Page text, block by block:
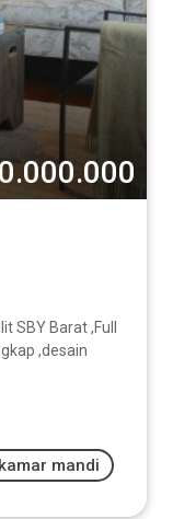
SBY Barat ,Full
,desain
mandi